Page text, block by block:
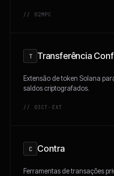
// 02MPC
T Transferência
Extensão de token Solana
saldos criptografados.
// 03 CT-EXT
C Contra
Ferramentas de transações